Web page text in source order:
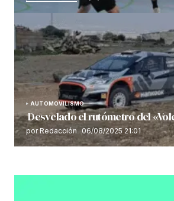
AUTOMOVILISMO
Desvelado el rutómetro del
por Redacción 06/08/2025 21:01